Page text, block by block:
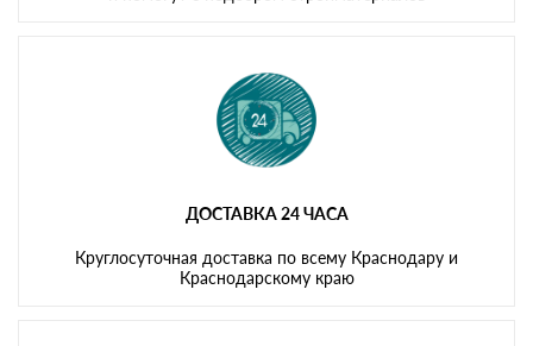
ДОСТАВКА 24 ЧАСА
Круглосуточная доставка по всему Краснодару и
Краснодарскому краю